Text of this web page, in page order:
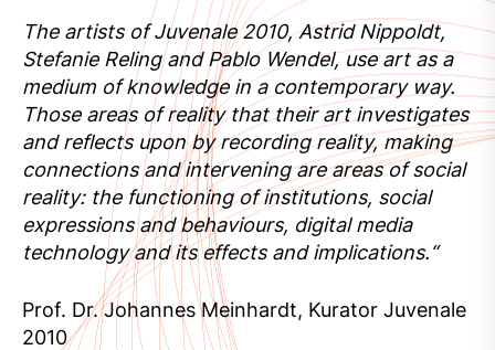
The artists of Juvenale 2010, Astrid Nippoldt,
Stefanie Reling and Pablo Wendel, use art as a
medium of knowledge in a contemporary way.
Those areas of reality that their art investigates
and reflects upon by recording reality, making
connections and intervening are areas of social
reality: the functioning of institutions, social
expressions and behaviours, digital media
technology and its effects and implications.“
Prof. Dr. Johannes Meinhardt, Kurator Juvenale
2010